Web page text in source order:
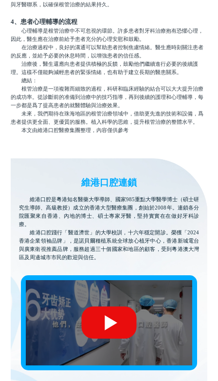
與牙醫聯系，以確保根管治療的結果持久。
4、患者心理輔導的流程
心理輔導是根管治療中不可忽視的環節。許多患者對牙科治療抱有恐懼心理，
因此，醫生應在治療前給予患者充分的心理安慰和鼓勵。
在治療過程中，良好的溝通可以幫助患者控制焦慮情緒。醫生應時刻關注患者
的反應，並給予必要的休息時間，以增強患者的信任感。
治療後，醫生還應向患者提供積極的反饋，鼓勵他們繼續進行必要的後續護
理。這樣不僅能夠減輕患者的緊張情緒，也有助于建立長期的醫患關系。
總結：
根管治療是一項複雜而細致的過程，科研和臨床經驗的結合可以大大提升治療
的成功率。從診斷前的准備到治療中的技巧指導，再到後續的護理和心理輔導，每
一步都是爲了提高患者的就醫體驗與治療效果。
未來，我們期待在珠海地區的根管治療領域中，借助更先進的技術和設備，爲
患者提供更全面、更優質的服務。植入科學的思維，提升根管治療的整體水平。
本文由維港口腔醫療集團整理，內容僅供參考
維港口腔連鎖
維港口腔是粵港知名醫藥大學導師、國家985重點大學醫學博士（碩士研
究生導師、高級教授）成立的香港大型醫療集團，創始於2008年。連鎖各分
院匯聚來自香港、內地的博士、碩士專家牙醫，堅持實實在在做好牙科診
療。
維港口腔踐行「醫道濟世」的大學校訓，十六年穩定開診。榮獲「2024
香港企業領袖品牌」，是諾貝爾種植系統全球放心植牙中心，香港新城電台
與廣東衛視推薦品牌，服務超過三十個國家和地區的顧客，受到粵港澳大灣
區及周邊城市市民的歡迎與信任。